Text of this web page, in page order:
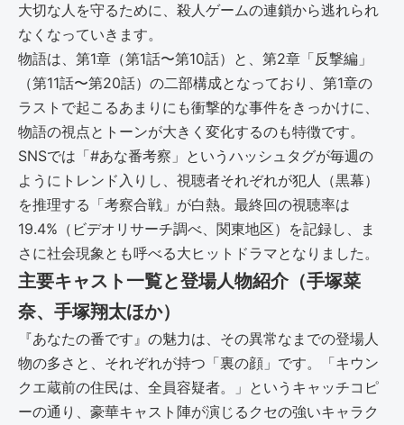
大切な人を守るために、殺人ゲームの連鎖から逃れられ
なくなっていきます。
物語は、第1章（第1話〜第10話）と、第2章「反撃編」
（第11話〜第20話）の二部構成となっており、第1章の
ラストで起こるあまりにも衝撃的な事件をきっかけに、
物語の視点とトーンが大きく変化するのも特徴です。
SNSでは「#あな番考察」というハッシュタグが毎週の
ようにトレンド入りし、視聴者それぞれが犯人（黒幕）
を推理する「考察合戦」が白熱。最終回の視聴率は
19.4%（ビデオリサーチ調べ、関東地区）を記録し、ま
さに社会現象とも呼べる大ヒットドラマとなりました。
主要キャスト一覧と登場人物紹介（手塚菜
奈、手塚翔太ほか）
『あなたの番です』の魅力は、その異常なまでの登場人
物の多さと、それぞれが持つ「裏の顔」です。「キウン
クエ蔵前の住民は、全員容疑者。」というキャッチコピ
ーの通り、豪華キャスト陣が演じるクセの強いキャラク